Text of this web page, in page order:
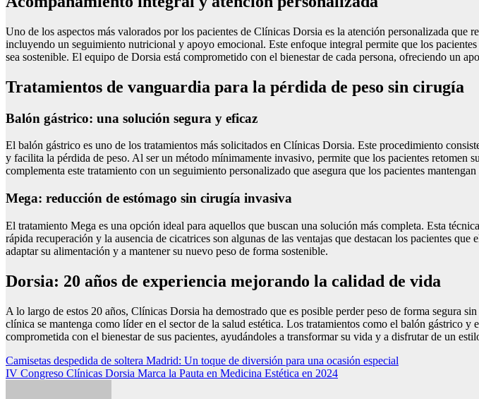
Uno de los aspectos más valorados por los pacientes de Clínicas Dorsia es la atención personalizada que
incluyendo un seguimiento nutricional y apoyo emocional. Este enfoque integral permite que los
sea sostenible. El equipo de Dorsia está comprometido con el bienestar de cada persona, ofreciendo un
Tratamientos de vanguardia para la pérdida de peso sin cirugía
Balón gástrico: una solución segura y eficaz
El balón gástrico es uno de los tratamientos más solicitados en Clínicas Dorsia. Este procedimiento
y facilita la pérdida de peso. Al ser un método mínimamente invasivo, permite que los pacientes
complementa este tratamiento con un seguimiento personalizado que asegura que los pacientes
Mega: reducción de estómago sin cirugía invasiva
El tratamiento Mega es una opción ideal para aquellos que buscan una solución más completa. Esta
rápida recuperación y la ausencia de cicatrices son algunas de las ventajas que destacan los pacientes
adaptar su alimentación y a mantener su nuevo peso de forma sostenible.
Dorsia: 20 años de experiencia mejorando la calidad de vida
A lo largo de estos 20 años, Clínicas Dorsia ha demostrado que es posible perder peso de forma segura
clínica se mantenga como líder en el sector de la salud estética. Los tratamientos como el balón gástrico
comprometida con el bienestar de sus pacientes, ayudándoles a transformar su vida y a disfrutar de un
Navegación
de
Camisetas despedida de soltera Madrid: Un toque de diversión para una ocasión especial
IV Congreso Clínicas Dorsia Marca la Pauta en Medicina Estética en 2024